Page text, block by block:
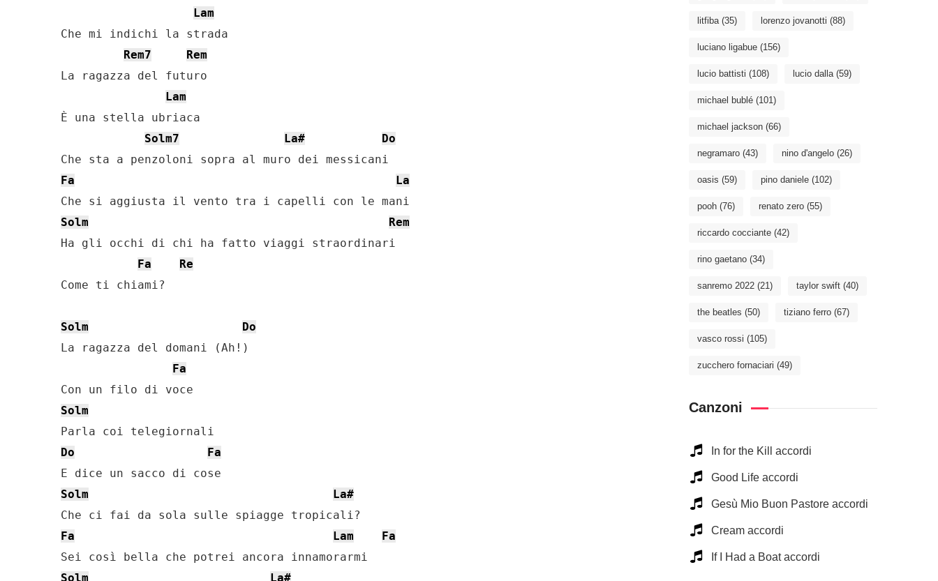
Lam
Che mi indichi la strada
Rem7
Rem
La ragazza del futuro
Lam
È una stella ubriaca
Solm7
La#
Do
Fa
La
Solm
Rem
Ha gli occhi di chi ha fatto viaggi straordinari
Fa
Re
Come ti chiami?
Solm
Do
La ragazza del domani (Ah!)
Fa
Solm
Do
Fa
Solm
La#
Fa
Lam
Fa
Solm
La#
litfiba(35) lorenzo jovanotti (88)
luciano ligabue (156)
lucio battisti (108) lucio dalla(59)
michael bublé (101)
michael jackson (66)
negramaro (43) nino d'angelo (26)
oasis (59) pino daniele (102)
pooh (76) renato zero (55)
riccardo cocciante (42)
rino gaetano (34)
sanremo 2022 (21) taylor swift (40)
the beatles (50) tiziano ferro (67)
vasco rossi (105)
zucchero fornaciari (49)
Canzoni
In for the Kill accordi
Good Life accordi
Gesù Mio Buon Pastore accordi
Cream accordi
If I Had a Boat accordi